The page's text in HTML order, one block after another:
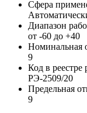
Сфера
Диапазон
от -60 до +40
Номинальная
9
Код в реестре
РЭ-2509/20
Предельная
9